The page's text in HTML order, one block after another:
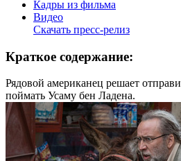
Кадры из фильма
Видео
Скачать пресс-релиз
Краткое содержание:
Рядовой американец решает
поймать Усаму бен Ладена.